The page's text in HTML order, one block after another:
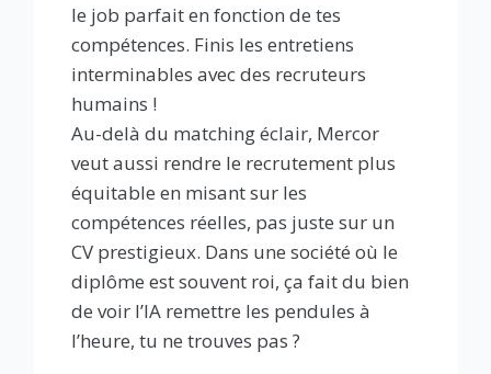
le job parfait en fonction de tes
compétences. Finis les entretiens
interminables avec des recruteurs
humains !
Au-delà du matching éclair, Mercor
veut aussi rendre le recrutement plus
équitable en misant sur les
compétences réelles, pas juste sur un
CV prestigieux. Dans une société où le
diplôme est souvent roi, ça fait du bien
de voir l’IA remettre les pendules à
l’heure, tu ne trouves pas ?